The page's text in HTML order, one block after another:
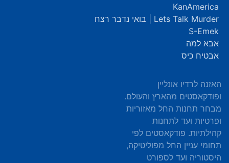
KanAmerica
Lets Talk Murder | בואי נדבר רצח
S-Emek
אבא למה
אבטיח כיס
האזנה לרדיו אונליין
ופודקאסטים מהארץ והעולם.
מבחר תחנות החל מאזוריות
ופרטיות ועד לתחנות
קהילתיות. פודקאסטים לפי
תחומי עניין החל מפוליטיקה,
היסטוריה ועד לספורט